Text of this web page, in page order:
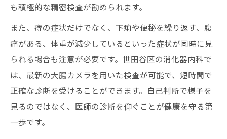
も積極的な精密検査が勧められます。
また、痔の症状だけでなく、下痢や便秘を繰り返す、腹
痛がある、体重が減少しているといった症状が同時に見
られる場合も注意が必要です。世田谷区の消化器内科で
は、最新の大腸カメラを用いた検査が可能で、短時間で
正確な診断を受けることができます。自己判断で様子を
見るのではなく、医師の診断を仰ぐことが健康を守る第
一歩です。